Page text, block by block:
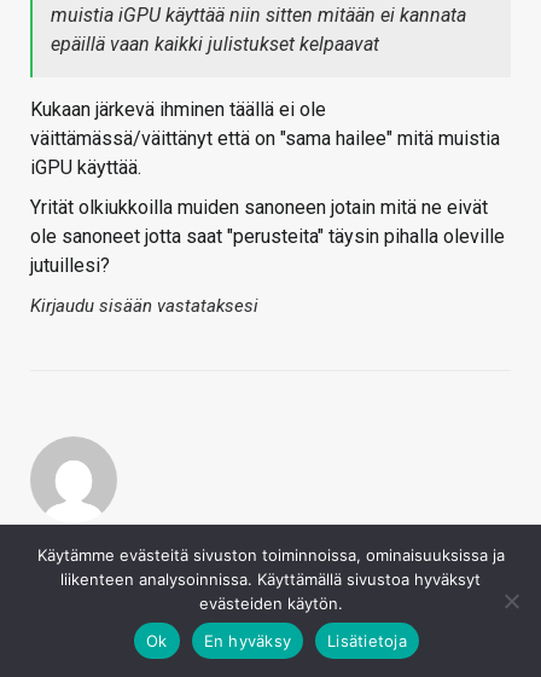
muistia iGPU käyttää niin sitten mitään ei kannata
epäillä vaan kaikki julistukset kelpaavat
Kukaan järkevä ihminen täällä ei ole
väittämässä/väittänyt että on "sama hailee" mitä muistia
iGPU käyttää.
Yrität olkiukkoilla muiden sanoneen jotain mitä ne eivät
ole sanoneet jotta saat "perusteita" täysin pihalla oleville
jutuillesi?
Kirjaudu sisään vastataksesi
31.5.2017
Jos AMD jotaa muistia ymppää jossaa vaiheessa suoraa
apuihin, niin eiköhän se tuu olemaan HBM2 (ja
tulevaisuuden variaatiot) jossain muodossa. Aivan liian
Käytämme evästeitä sivuston toiminnoissa, ominaisuuksissa ja
liikenteen analysoinnissa. Käyttämällä sivustoa hyväksyt
evästeiden käytön.
Ok
En hyväksy Lisätietoja